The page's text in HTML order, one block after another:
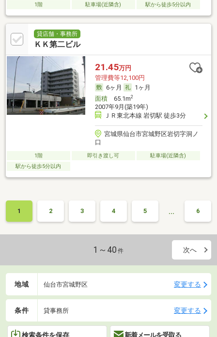
1階 駐車場(近隣含) 駅から徒歩5分以内
貸店舗・事務所
ＫＫ第二ビル
21.45万円
管理費等12,100円
6ヶ月
1ヶ月
面積65.1m2
2007年9月(築19年)
ＪＲ東北本線 岩切駅 徒歩3分
宮城県仙台市宮城野区岩切字洞ノ
口
1階 即引き渡し可
駐車場(近隣含)
駅から徒歩5分以内
1 2 3 4 5 … 6
1～40 件 次へ
地域 仙台市宮城野区 変更する
条件 貸事務所 変更する
検索条件を保存 新着メールを受取る